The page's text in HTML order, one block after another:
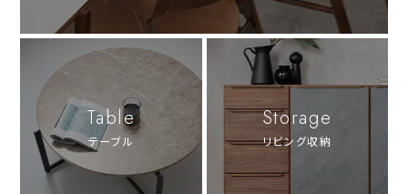
Table
テーブル
Storage
リビング収納